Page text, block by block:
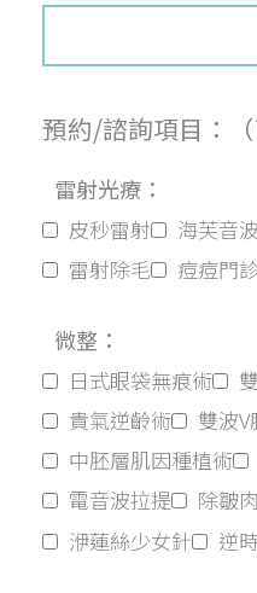
預約/諮詢項目：（
雷射光療：
皮秒雷射 海芙音波
雷射除毛
痘痘門
微整：
日式眼袋無痕術
貴氣逆齡術
雙波
中胚層肌因種植術
電音波拉提
除皺
洢蓮絲少女針
逆